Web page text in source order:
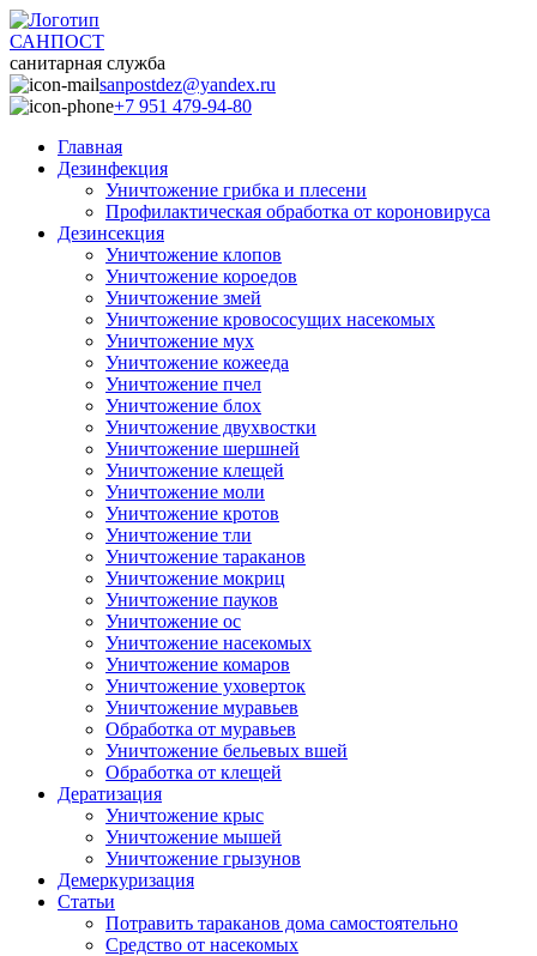
САНПОСТ
санитарная служба
sanpostdez@yandex.ru
+7 951 479-94-80
Главная
Дезинфекция
Уничтожение грибка и плесени
Профилактическая обработка от короновируса
Дезинсекция
Уничтожение клопов
Уничтожение короедов
Уничтожение змей
Уничтожение кровососущих насекомых
Уничтожение мух
Уничтожение кожееда
Уничтожение пчел
Уничтожение блох
Уничтожение двухвостки
Уничтожение шершней
Уничтожение клещей
Уничтожение моли
Уничтожение кротов
Уничтожение тли
Уничтожение тараканов
Уничтожение мокриц
Уничтожение пауков
Уничтожение ос
Уничтожение насекомых
Уничтожение комаров
Уничтожение уховерток
Уничтожение муравьев
Обработка от муравьев
Уничтожение бельевых вшей
Обработка от клещей
Дератизация
Уничтожение крыс
Уничтожение мышей
Уничтожение грызунов
Демеркуризация
Статьи
Потравить тараканов дома самостоятельно
Средство от насекомых